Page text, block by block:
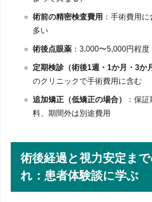
術前の精密検査費用 ：手術費用
多い
術後点眼薬 ：3,000〜5,000円程度
定期検診（術後1週・1か月・3か
のクリニックで手術費用に含む
追加矯正（低矯正の場合）
：保
料、期間外は別途費用
術後経過と視力安定ま
れ：患者体験談に学ぶ